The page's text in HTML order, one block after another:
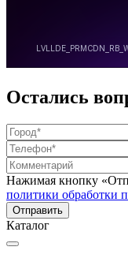
Остались
Нажимая кнопку
политики обработки
Каталог